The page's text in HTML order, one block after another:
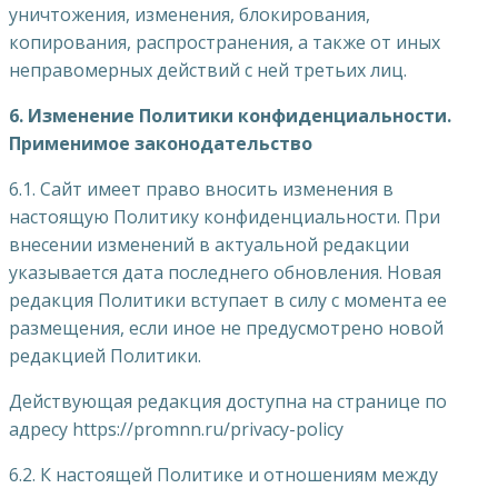
уничтожения, изменения, блокирования,
копирования, распространения, а также от иных
неправомерных действий с ней третьих лиц.
6. Изменение Политики конфиденциальности.
Применимое законодательство
6.1. Сайт имеет право вносить изменения в
настоящую Политику конфиденциальности. При
внесении изменений в актуальной редакции
указывается дата последнего обновления. Новая
редакция Политики вступает в силу с момента ее
размещения, если иное не предусмотрено новой
редакцией Политики.
Действующая редакция доступна на странице по
адресу https://promnn.ru/privacy-policy
6.2. К настоящей Политике и отношениям между